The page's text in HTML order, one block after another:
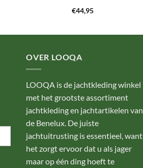
€44,95
OVER LOOQA
LOOQA is de jachtkleding winkel
met het grootste assortiment
jachtkleding en jachtartikelen van
de Benelux. De juiste
jachtuitrusting is essentieel, want
het zorgt ervoor dat u als jager
maar op één ding hoeft te